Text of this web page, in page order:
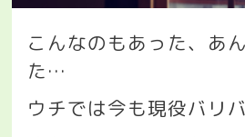
こんなのもあった、あ
た…
ウチでは今も現役バリバ